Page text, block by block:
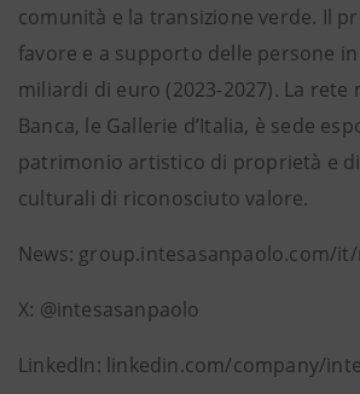
comunità e la transizione verde. Il
favore e a supporto delle persone
miliardi di euro (2023-2027). La rete
Banca, le Gallerie d’Italia, è sede
patrimonio artistico di proprietà e
culturali di riconosciuto valore.
News: group.intesasanpaolo.com/
X: @intesasanpaolo
LinkedIn: linkedin.com/company/